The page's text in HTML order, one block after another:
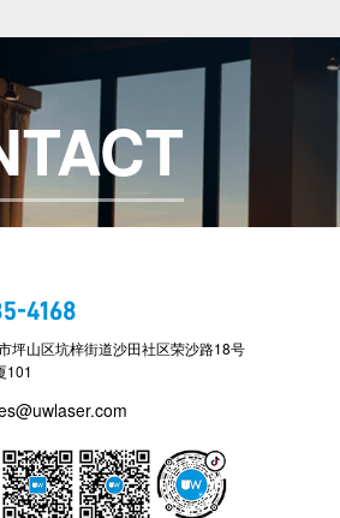
4168
坪山区坑梓街道沙田社区荣沙路18号
101